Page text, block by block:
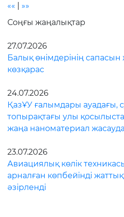
««
»»
Соңғы жаңалықтар
27.07.2026
Балық өнімдерінің
көзқарас
24.07.2026
ҚазҰУ ғалымдары ауадағы,
топырақтағы улы
жаңа наноматериал жасауда
23.07.2026
Авиациялық көлік
арналған көпбейінді
әзірленді